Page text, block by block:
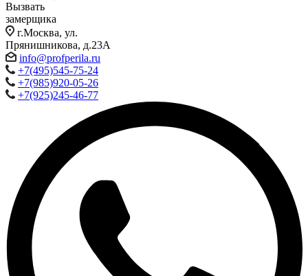
Вызвать
замерщика
г.Москва, ул.
Прянишникова, д.23А
info@profperila.ru
+7(495)545-75-24
+7(985)920-05-26
+7(925)245-46-77